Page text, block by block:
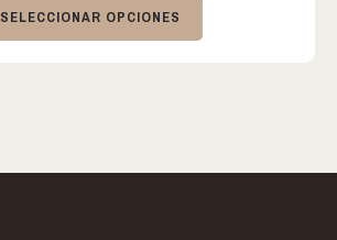
SELECCIONAR OPCIONES